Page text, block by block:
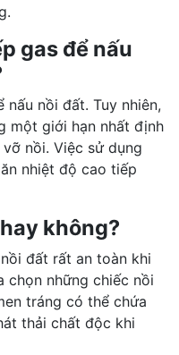
gas để nấu
nấu nồi đất. Tuy nhiên,
một giới hạn nhất định
nồi. Việc sử dụng
nhiệt độ cao tiếp
không?
đất rất an toàn khi
chọn những chiếc nồi
tráng có thể chứa
thải chất độc khi